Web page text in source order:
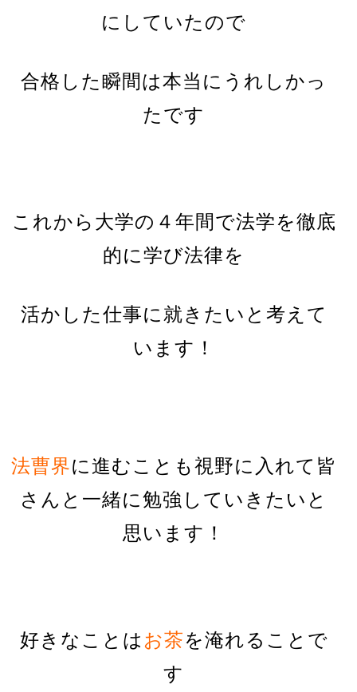
にしていたので
合格した瞬間は本当にうれしかっ
たです
これから大学の４年間で法学を徹底
的に学び法律を
活かした仕事に就きたいと考えて
います！
法曹界に進むことも視野に入れて皆
さんと一緒に勉強していきたいと
思います！
好きなことは お茶を淹れることで
す